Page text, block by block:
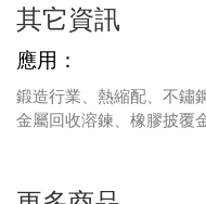
其它資訊
應用：
鍛造行業、熱縮配、不鏽
金屬回收溶鍊、橡膠披覆